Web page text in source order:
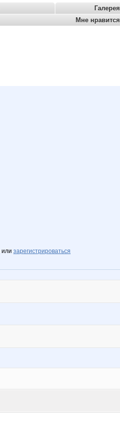
Галерея
Мне нравится
или зарегистрироваться